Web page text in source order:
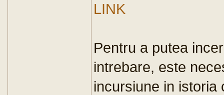
LINK
Pentru a putea
intrebare, este
incursiune in istoria